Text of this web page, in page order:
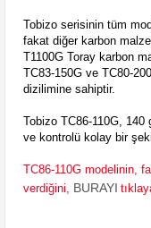
Tobizo serisinin tüm
fakat diğer karbon
T1100G Toray karbon
TC83-150G ve TC80-
dizilimine sahiptir.
Tobizo TC86-110G, 140
ve kontrolü kolay bir
TC86-110G modelinin,
verdiğini,
BURAYI